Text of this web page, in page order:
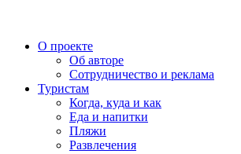
О проекте
Об авторе
Сотрудничество и реклама
Туристам
Когда, куда и как
Еда и напитки
Пляжи
Развлечения